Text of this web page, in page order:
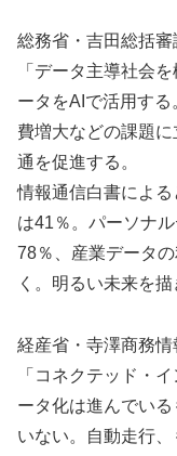
総務省・吉田総括審
「データ主導社会
ータをAIで活用す
費増大などの課題
通を促進する。
情報通信白書によ
は41％。パーソナ
78％、産業データ
く。明るい未来を描
経産省・寺澤商務
「コネクテッド・
ータ化は進んでい
いない。自動走行